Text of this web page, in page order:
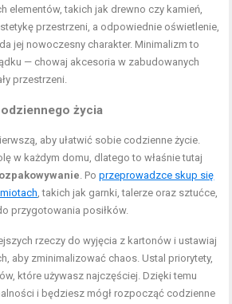
elementów, takich jak drewno czy kamień,
przestrzeni, a odpowiednie oświetlenie,
jej nowoczesny charakter. Minimalizm to
— chowaj akcesoria w zabudowanych
przestrzeni.
życia
aby ułatwić sobie codzienne życie.
w każdym domu, dlatego to właśnie tutaj
. Poprzeprowadzce skup się
, takich jak garnki, talerze oraz sztućce,
przygotowania posiłków.
rzeczy do wyjęcia z kartonów i ustawiaj
aby zminimalizować chaos. Ustal priorytety,
które używasz najczęściej. Dzięki temu
i będziesz mógł rozpocząć codzienne